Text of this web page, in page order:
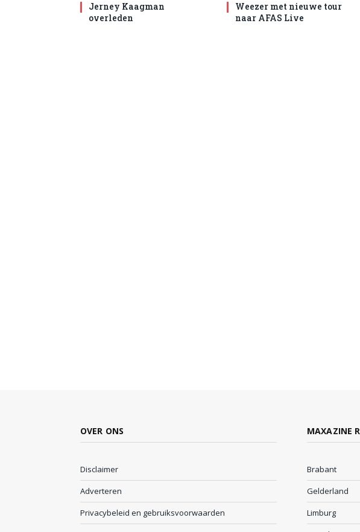
Jerney Kaagman
overleden
Weezer met nieuwe tour
naar AFAS Live
OVER ONS
Disclaimer
Adverteren
Privacybeleid en gebruiksvoorwaarden
MAXAZINE
Brabant
Gelderland
Limburg